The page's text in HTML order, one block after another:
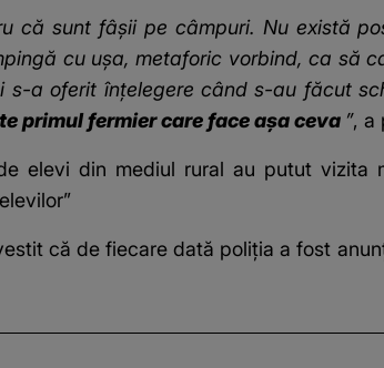
că sunt fâșii pe câmpuri. Nu există
cu ușa, metaforic vorbind, ca să
s-a oferit înțelegere când s-au făcut
primul fermier care face așa ceva ”, a
elevi din mediul rural au putut
că de fiecare dată poliția a fost